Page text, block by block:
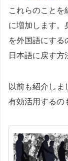
これらのことを
に増加します。
を外国語にする
日本語に戻す方
以前も紹介し
有効活用するの